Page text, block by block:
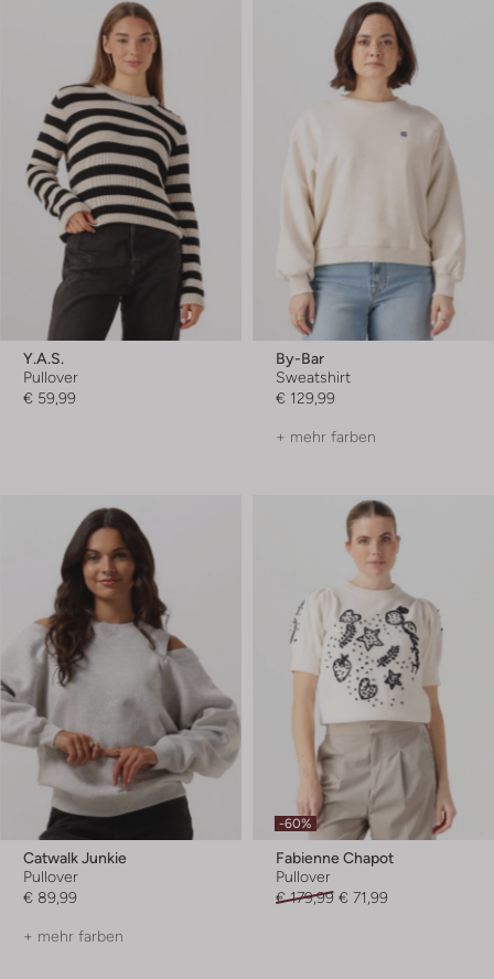
Y.a.s.
Pullover
€ 59,99
By-Bar
Sweatshirt
€ 129,99
+ mehr farben
Catwalk Junkie
Pullover
€ 89,99
+ mehr farben
-60%
Fabienne Chapot
Pullover
€ 179,99 € 71,99